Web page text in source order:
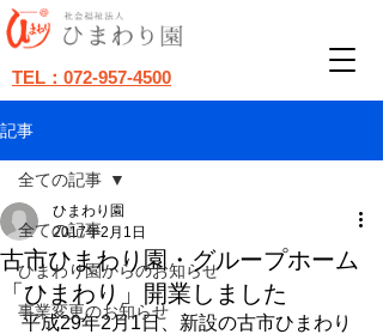
TEL：072-957-4500
記事
全ての記事
ひまわり園からのお知らせ
事業変更のお知らせ
全ての記事
古市ひまわり園・グループホーム
「ひまわり」開業しました
ひまわり園
2017年2月1日
平成29年2月1日、新設の古市ひまわり